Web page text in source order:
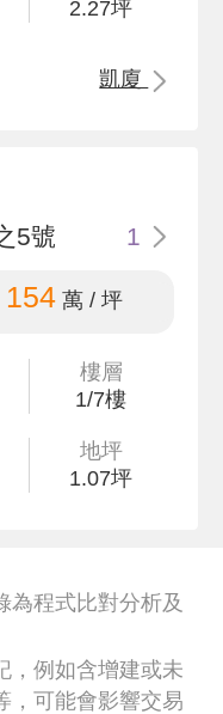
2.27坪
凱廈
5號
1
154 萬 / 坪
樓層
1/7樓
地坪
1.07坪
為程式比對分析及
，例如含增建或未
，可能會影響交易